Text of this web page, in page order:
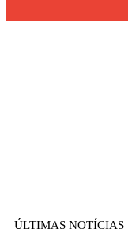
ÚLTIMAS NOTÍCIAS